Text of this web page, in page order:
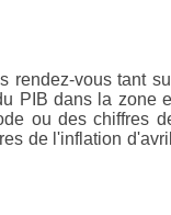
rendez-vous tant
PIB dans la zone
ou des chiffres
de l'inflation